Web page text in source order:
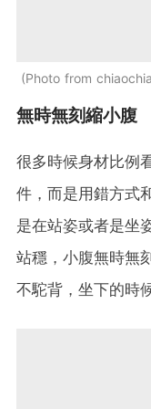
Photo from
無時無刻縮小腹
很多時候身材比例
件，而是用錯方式
是在站姿或者是坐
站穩，小腹無時無
不駝背，坐下的時